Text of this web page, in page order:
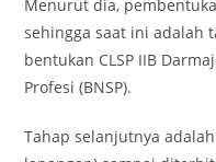
Menurut dia,
sehingga saat ini adalah
bentukan CLSP IIB
Profesi (BNSP).
Tahap selanjutnya